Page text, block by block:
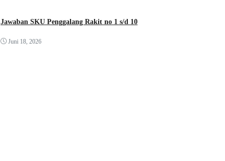
Jawaban SKU Penggalang Rakit no 1 s/d 10
Juni 18, 2026